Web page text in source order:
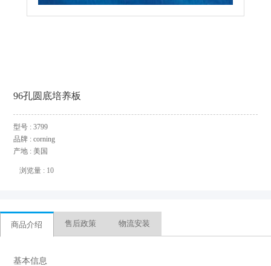
96孔圆底培养板
型号 : 3799
品牌 : corning
产地 : 美国
浏览量 : 10
商品介绍 售后政策 物流安装
基本信息